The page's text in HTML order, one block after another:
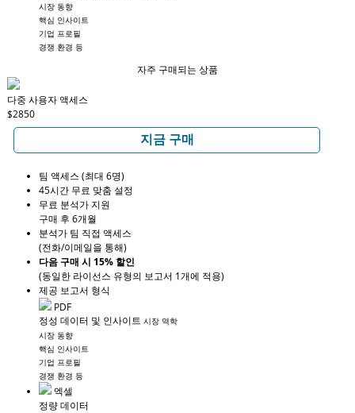
시장 동향
핵심 인사이트
기업 프로필
경쟁 환경 등
자주 구매되는 상품
다중 사용자 액세스
$2850
지금 구매
팀 액세스 (최대 6명)
45시간 무료 맞춤 설정
무료 분석가 지원
구매 후 6개월
분석가 팀 직접 액세스
(전화/이메일을 통해)
다음 구매 시 15% 할인
(동일한 라이선스 유형의 보고서 1개에 적용)
제공 보고서 형식
PDF
정성 데이터 및 인사이트 시장 역학
시장 동향
핵심 인사이트
기업 프로필
경쟁 환경 등
엑셀
정량 데이터